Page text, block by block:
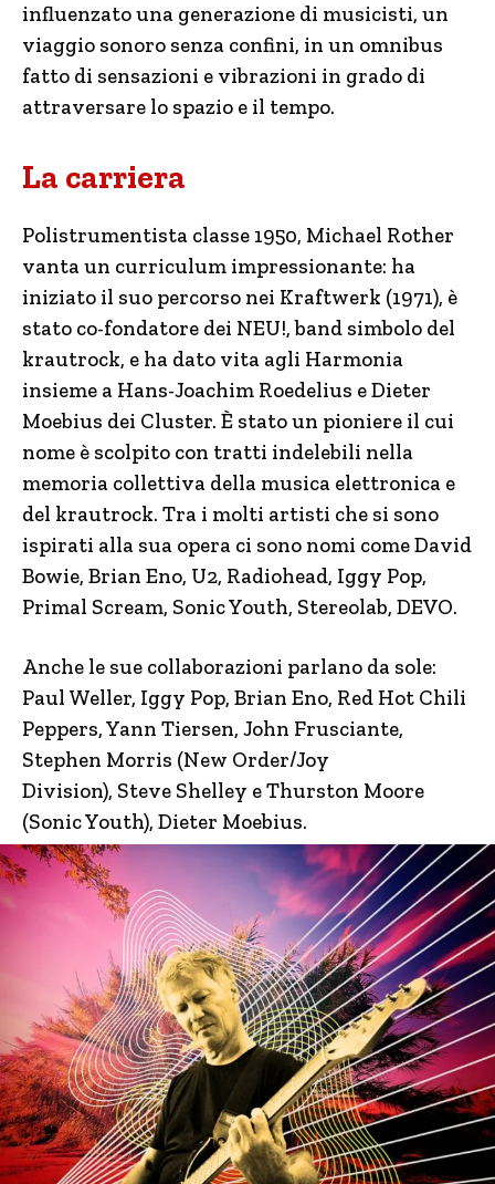
influenzato una generazione di musicisti, un
viaggio sonoro senza confini, in un omnibus
fatto di sensazioni e vibrazioni in grado di
attraversare lo spazio e il tempo.
La carriera
Polistrumentista classe 1950, Michael Rother
vanta un curriculum impressionante: ha
iniziato il suo percorso nei Kraftwerk (1971), è
stato co-fondatore dei NEU!, band simbolo del
krautrock, e ha dato vita agli Harmonia
insieme a Hans-Joachim Roedelius e Dieter
Moebius dei Cluster. È stato un pioniere il cui
nome è scolpito con tratti indelebili nella
memoria collettiva della musica elettronica e
del krautrock. Tra i molti artisti che si sono
ispirati alla sua opera ci sono nomi come David
Bowie, Brian Eno, U2, Radiohead, Iggy Pop,
Primal Scream, Sonic Youth, Stereolab, DEVO.
Anche le sue collaborazioni parlano da sole:
Paul Weller, Iggy Pop, Brian Eno, Red Hot Chili
Peppers, Yann Tiersen, John Frusciante,
Stephen Morris (New Order/Joy
Division), Steve Shelley e Thurston Moore
(Sonic Youth), Dieter Moebius.